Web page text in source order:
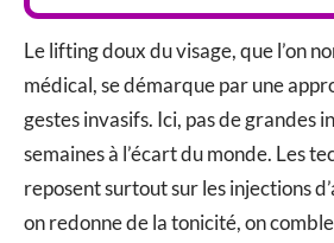
Le lifting doux du visage, que l’on
médical, se démarque par une
gestes invasifs. Ici, pas de grandes
semaines à l’écart du monde. Les
reposent surtout sur les injections
on redonne de la tonicité, on